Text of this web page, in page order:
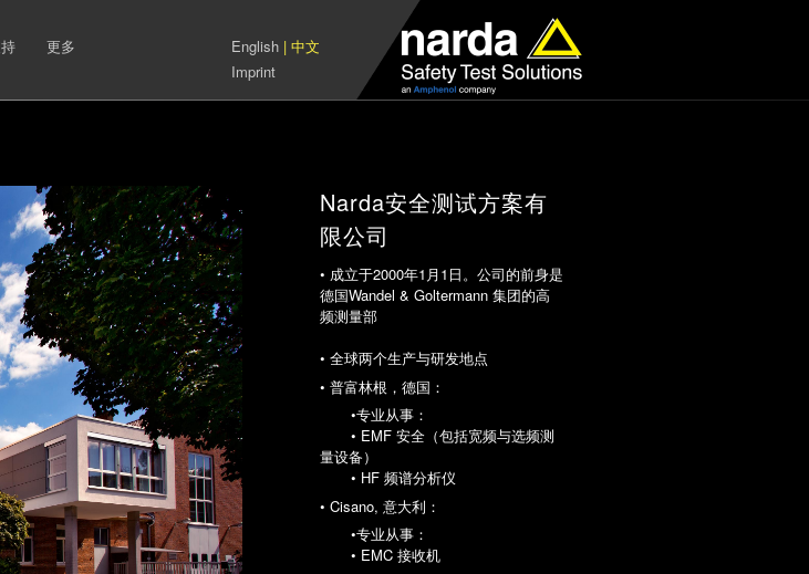
更多 English | 中文
Imprint
Narda安全测试方案有
限公司
• 成立于2000年1月1日。公司的前身是
德国Wandel & Goltermann 集团的高
频测量部
• 全球两个生产与研发地点
• 普富林根，德国：
•专业从事：
• EMF 安全（包括宽频与选频测
量设备）
• HF 频谱分析仪
• Cisano, 意大利：
•专业从事：
• EMC 接收机